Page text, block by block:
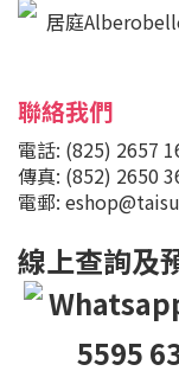
居庭
聯絡我們
電話: (825) 2657
傳真: (852) 2650
電郵:
線上查詢及
5595